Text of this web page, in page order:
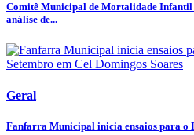
Comitê Municipal de Mortalidade
análise de...
Geral
Fanfarra Municipal inicia ensaios para o